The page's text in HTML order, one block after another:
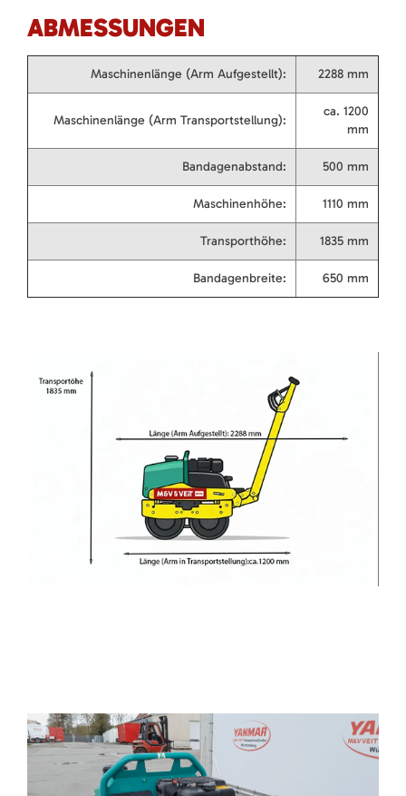
ABMESSUNGEN
Maschinenlänge (Arm Aufgestellt): 2288 mm
Maschinenlänge (Arm Transportstellung):
ca. 1200
mm
Bandagenabstand: 500 mm
Maschinenhöhe: 1110 mm
Transporthöhe: 1835 mm
Bandagenbreite: 650 mm